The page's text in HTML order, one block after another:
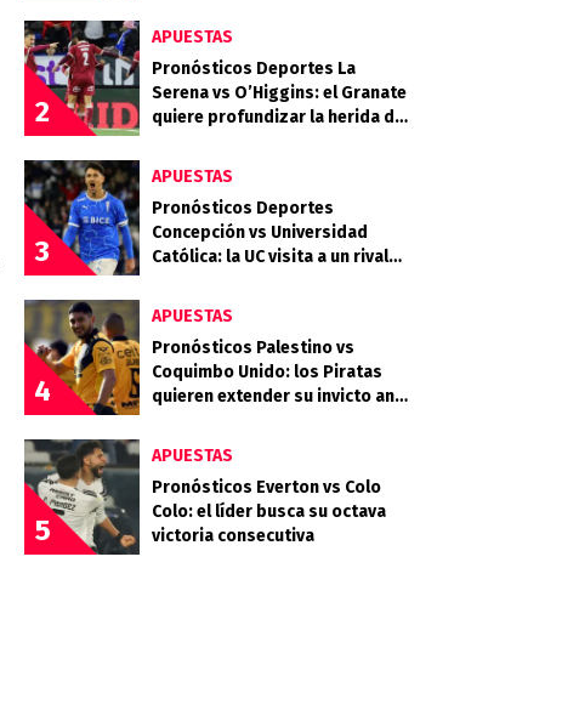
2
APUESTAS
Pronósticos Deportes La
Serena vs O’Higgins: el Granate
quiere profundizar la herida del
3
APUESTAS
Pronósticos Deportes
Concepción vs Universidad
Católica: la UC visita a un rival
4
APUESTAS
Pronósticos Palestino vs
Coquimbo Unido: los Piratas
quieren extender su invicto ante
5
APUESTAS
Pronósticos Everton vs Colo
Colo: el líder busca su octava
victoria consecutiva